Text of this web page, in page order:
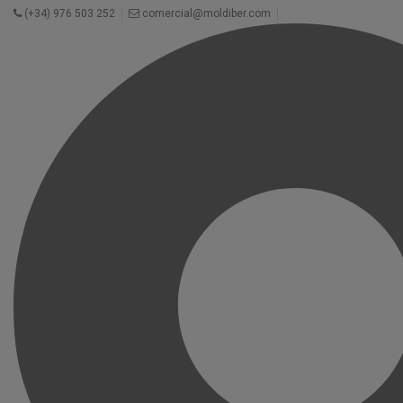
(+34) 976 503 252 comercial@moldiber.com